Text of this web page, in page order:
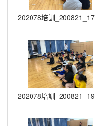
202078培訓_200821_17
202078培訓_200821_19